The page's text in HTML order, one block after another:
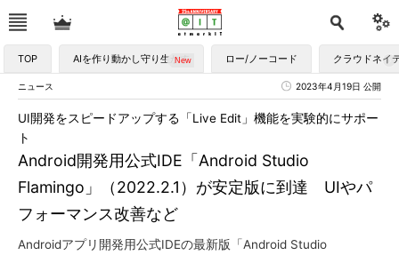
TOP AIを作り動かし守り生かす ロー/ノーコード クラウドネイ
ニュース 2023年4月19日 公開
Android開発用公式IDE「Android Studio
Flamingo」（2022.2.1）が安定版に到達 UIやパ
フォーマンス改善など
UI開発をスピードアップする「Live Edit」機能を実験的にサポー
ト
Androidアプリ開発用公式IDEの最新版「Android Studio